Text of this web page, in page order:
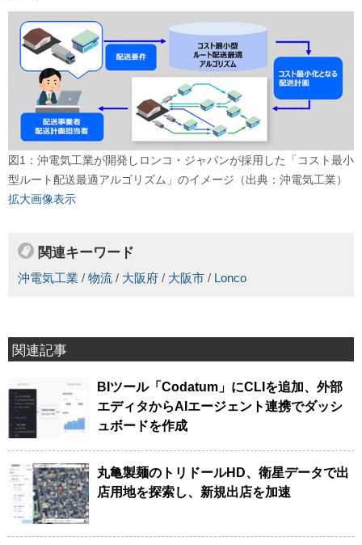
図1：沖電気工業が開発しロンコ・ジャパンが採用した「コスト最小
型ルート配送最適アルゴリズム」のイメージ（出典：沖電気工業）
拡大画像表示
関連キーワード
沖電気工業 / 物流 / 大阪府 / 大阪市 / Lonco
関連記事
BIツール「Codatum」にCLIを追加、外部
エディタからAIエージェント連携でダッシ
ュボードを作成
丸亀製麺のトリドールHD、衛星データで出
店用地を探索し、新規出店を加速